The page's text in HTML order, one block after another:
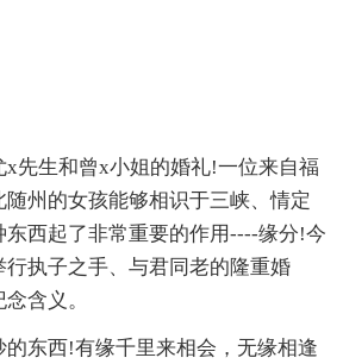
x先生和曾x小姐的婚礼!一位来自福
州的女孩能够相识于三峡、情定
东西起了非常重要的作用----缘分!今
执子之手、与君同老的隆重婚
含义。
的东西!有缘千里来相会，无缘相逢